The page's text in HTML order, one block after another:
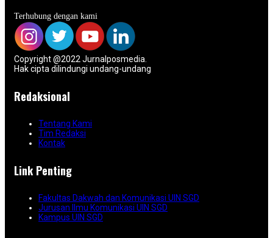
Terhubung dengan kami
Copyright @2022 Jurnalposmedia.
Hak cipta dilindungi undang-undang
Redaksional
Tentang Kami
Tim Redaksi
Kontak
Link Penting
Fakultas Dakwah dan Komunikasi UIN SGD
Jurusan Ilmu Komunikasi UIN SGD
Kampus UIN SGD